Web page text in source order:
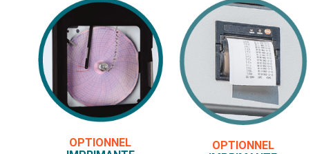
OPTIONNEL
OPTIONNEL